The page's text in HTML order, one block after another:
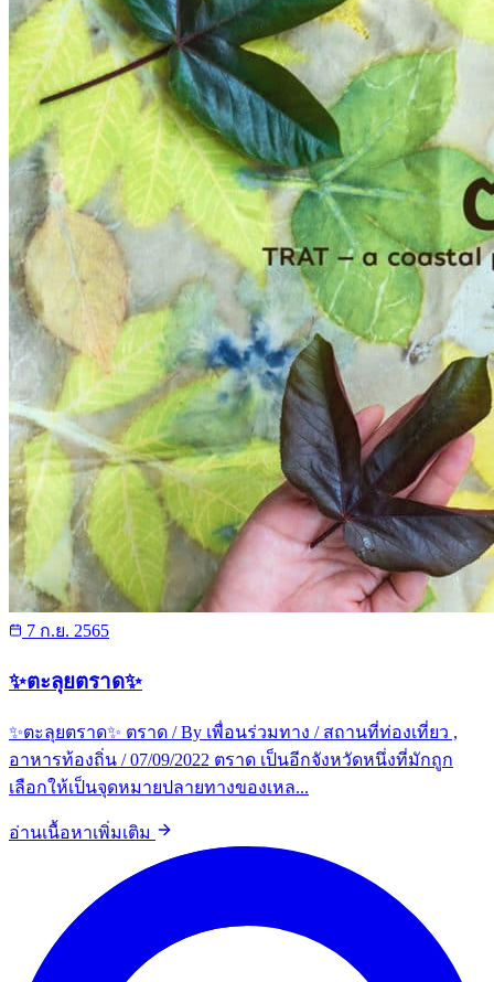
7 ก.ย. 2565
✨ตะลุยตราด✨
✨ตะลุยตราด✨ ตราด / By เพื่อนร่วมทาง / สถานที่ท่องเที่ยว ,
อาหารท้องถิ่น / 07/09/2022 ตราด เป็นอีกจังหวัดหนึ่งที่มักถูก
เลือกให้เป็นจุดหมายปลายทางของเหล...
อ่านเนื้อหาเพิ่มเติม